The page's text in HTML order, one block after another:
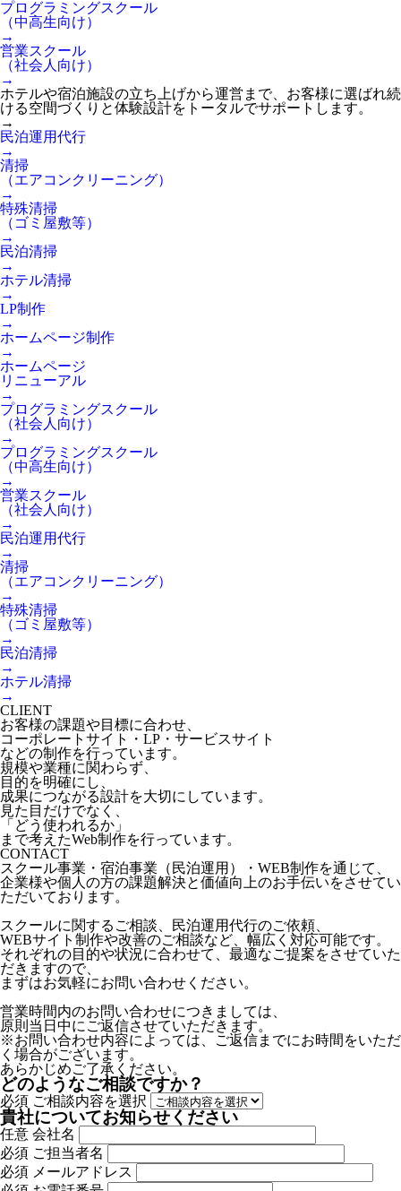
プログラミングスクール
（中高生向け）
→
営業スクール
（社会人向け）
→
ホテルや宿泊施設の立ち上げから運営まで、お客様に選ばれ続
ける空間づくりと体験設計をトータルでサポートします。
→
民泊運用代行
→
清掃
（エアコンクリーニング）
→
特殊清掃
（ゴミ屋敷等）
→
民泊清掃
→
ホテル清掃
→
LP制作
→
ホームページ制作
→
ホームページ
リニューアル
→
プログラミングスクール
（社会人向け）
→
プログラミングスクール
（中高生向け）
→
営業スクール
（社会人向け）
→
民泊運用代行
→
清掃
（エアコンクリーニング）
→
特殊清掃
（ゴミ屋敷等）
→
民泊清掃
→
ホテル清掃
→
CLIENT
お客様の課題や目標に合わせ、
コーポレートサイト・LP・サービスサイト
などの制作を行っています。
規模や業種に関わらず、
目的を明確にし、
成果につながる設計を大切にしています。
見た目だけでなく、
「どう使われるか」
まで考えたWeb制作を行っています。
CONTACT
スクール事業・宿泊事業（民泊運用）・WEB制作を通じて、
企業様や個人の方の課題解決と価値向上のお手伝いをさせてい
ただいております。
スクールに関するご相談、民泊運用代行のご依頼、
WEBサイト制作や改善のご相談など、幅広く対応可能です。
それぞれの目的や状況に合わせて、最適なご提案をさせていた
だきますので、
まずはお気軽にお問い合わせください。
営業時間内のお問い合わせにつきましては、
原則当日中にご返信させていただきます。
※お問い合わせ内容によっては、ご返信までにお時間をいただ
く場合がございます。
あらかじめご了承ください。
どのようなご相談ですか？
必須 ご相談内容を選択
貴社についてお知らせください
任意 会社名
必須 ご担当者名
必須 メールアドレス